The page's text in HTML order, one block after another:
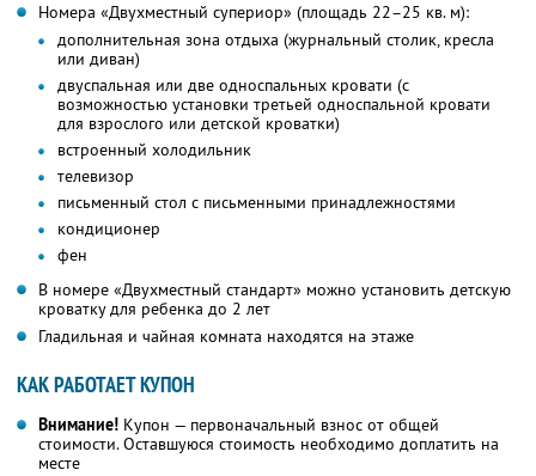
Номера «Двухместный супериор» (площадь 22–25 кв. м):
дополнительная зона отдыха (журнальный столик, кресла
или диван)
двуспальная или две односпальных кровати (с
возможностью установки третьей односпальной кровати
для взрослого или детской кроватки)
встроенный холодильник
телевизор
письменный стол с письменными принадлежностями
кондиционер
фен
В номере «Двухместный стандарт» можно установить детскую
кроватку для ребенка до 2 лет
Гладильная и чайная комната находятся на этаже
КАК РАБОТАЕТ КУПОН
Внимание! Купон — первоначальный взнос от общей
стоимости. Оставшуюся стоимость необходимо доплатить на
месте